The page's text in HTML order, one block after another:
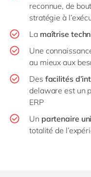
reconnue, de
stratégie à
La maîtrise
Une
au mieux aux
Des facilités
delaware est un
ERP
Un partenaire
totalité de